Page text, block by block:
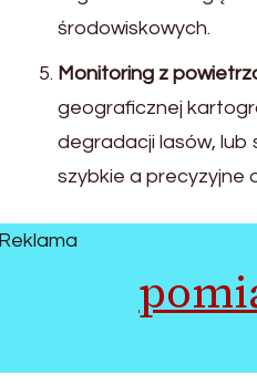
środowiskowych.
Monitoring z
geograficznej
degradacji lasów, lub
szybkie a precyzyjne
Reklama